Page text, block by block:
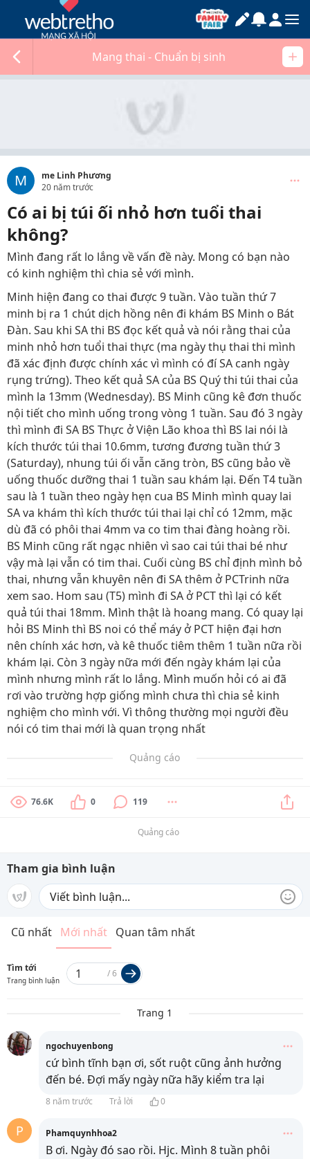
Mang thai - Chuẩn bị sinh
M
me Linh Phương
20 năm trước
Có ai bị túi ối nhỏ hơn tuổi thai
không?
Mình đang rất lo lắng về vấn đề này. Mong có bạn nào
có kinh nghiệm thì chia sẻ với mình.
Minh hiện đang co thai được 9 tuần. Vào tuần thứ 7
minh bị ra 1 chút dịch hồng nên đi khám BS Minh o Bát
Đàn. Sau khi SA thi BS đọc kết quả và nói rằng thai của
minh nhỏ hơn tuổi thai thực (ma ngày thụ thai thi mình
đã xác định được chính xác vì mình có đí SA canh ngày
rụng trứng). Theo kết quả SA của BS Quý thi túi thai của
mình la 13mm (Wednesday). BS Minh cũng kê đơn thuốc
nội tiết cho mình uống trong vòng 1 tuần. Sau đó 3 ngày
thì mình đi SA BS Thực ở Viện Lão khoa thì BS lai nói là
kích thước túi thai 10.6mm, tương đương tuần thứ 3
(Saturday), nhung túi ối vẫn căng tròn, BS cũng bảo về
uống thuốc dưỡng thai 1 tuần sau khám lại. Đến T4 tuần
sau là 1 tuần theo ngày hẹn cua BS Minh mình quay lai
SA va khám thì kích thước túi thai lại chỉ có 12mm, mặc
dù đã có phôi thai 4mm va co tim thai đàng hoàng rồi.
BS Minh cũng rất ngạc nhiên vì sao cai túi thai bé như
vậy mà lại vẫn có tim thai. Cuối cùng BS chỉ định mình bỏ
thai, nhưng vẫn khuyên nên đi SA thêm ở PCTrinh nữa
xem sao. Hom sau (T5) mình đi SA ở PCT thì lại có kết
quả túi thai 18mm. Mình thật là hoang mang. Có quay lại
hỏi BS Minh thì BS noi có thể máy ở PCT hiện đại hơn
nên chính xác hơn, và kê thuốc tiêm thêm 1 tuần nữa rồi
khám lại. Còn 3 ngày nữa mới đến ngày khám lại của
mình nhưng mình rất lo lắng. Mình muốn hỏi có ai đã
rơi vào trường hợp giống mình chưa thì chia sẻ kinh
nghiệm cho mình với. Vì thông thường mọi người đều
nói có tim thai mới là quan trọng nhất
Quảng cáo
76.6K 0 119
Quảng cáo
Tham gia bình luận
Cũ nhất Mới nhất Quan tâm nhất
Tìm tới
Trang bình luận
/6
Trang 1
ngochuyenbong
cứ bình tĩnh bạn ơi, sốt ruột cũng ảnh hưởng
đến bé. Đợi mấy ngày nữa hãy kiểm tra lại
8 năm trước Trả lời 0
P Phamquynhhoa2
B ơi. Ngày đó sao rồi. Hjc. Mình 8 tuần phôi